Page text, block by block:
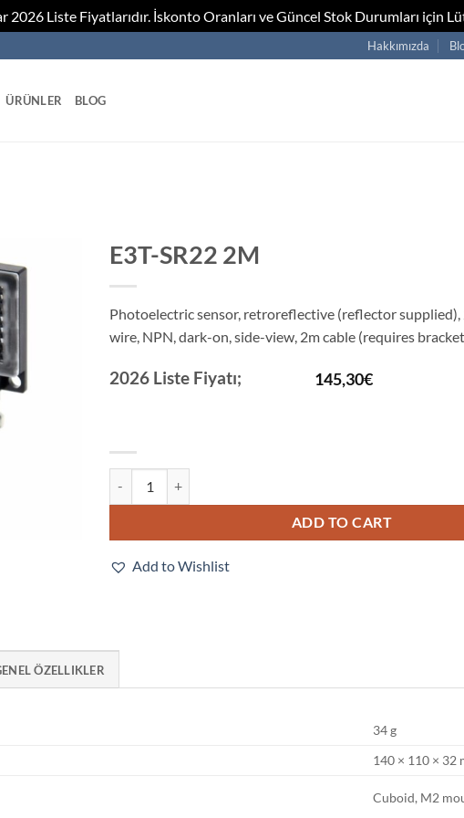
2026 Liste Fiyatlarıdır. İskonto Oranları ve Güncel Stok Durumları için
Hakkımızda
ÜRÜNLER BLOG
E3T-SR22 2M
Photoelectric sensor, retroreflective (reflector supplied),
wire, NPN, dark-on, side-view, 2m cable (requires
2026 Liste Fiyatı; 145,30€
ADD TO CART
Add to Wishlist
ÖZELLIKLER
34 g
140 × 110 × 32
Cuboid, M2